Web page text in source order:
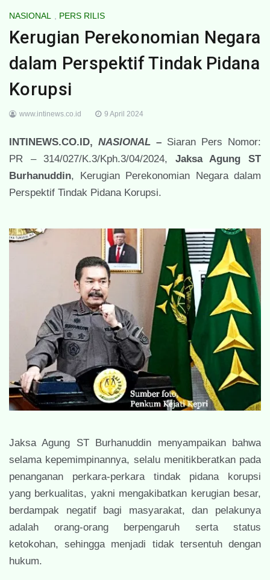
NASIONAL , PERS RILIS
Kerugian Perekonomian Negara
dalam Perspektif Tindak Pidana
Korupsi
www.intinews.co.id 9 April 2024
INTINEWS.CO.ID, NASIONAL – Siaran Pers Nomor:
PR – 314/027/K.3/Kph.3/04/2024, Jaksa Agung ST
Burhanuddin, Kerugian Perekonomian Negara dalam
Perspektif Tindak Pidana Korupsi.
Jaksa Agung ST Burhanuddin menyampaikan bahwa
selama kepemimpinannya, selalu menitikberatkan pada
penanganan perkara-perkara tindak pidana korupsi
yang berkualitas, yakni mengakibatkan kerugian besar,
berdampak negatif bagi masyarakat, dan pelakunya
adalah orang-orang berpengaruh serta status
ketokohan, sehingga menjadi tidak tersentuh dengan
hukum.